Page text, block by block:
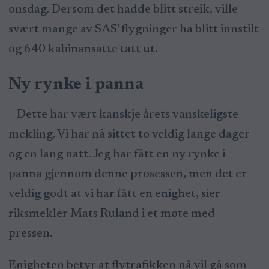
onsdag. Dersom det hadde blitt streik, ville
svært mange av SAS' flygninger ha blitt innstilt
og 640 kabinansatte tatt ut.
Ny rynke i panna
– Dette har vært kanskje årets vanskeligste
mekling. Vi har nå sittet to veldig lange dager
og en lang natt. Jeg har fått en ny rynke i
panna gjennom denne prosessen, men det er
veldig godt at vi har fått en enighet, sier
riksmekler Mats Ruland i et møte med
pressen.
Enigheten betyr at flytrafikken nå vil gå som